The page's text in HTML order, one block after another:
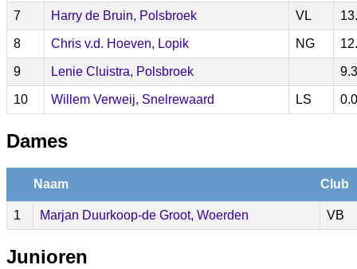
7 Harry de Bruin, Polsbroek VL
8 Chris v.d. Hoeven, Lopik NG
9 Lenie Cluistra, Polsbroek
10 Willem Verweij, Snelrewaard LS
Dames
Naam Club
1 Marjan Duurkoop-de Groot, Woerden VB
Junioren